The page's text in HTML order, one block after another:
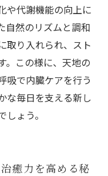
や代謝機能の向上に
自然のリズムと調和
取り入れられ、スト
。この様に、天地の
吸で内臓ケアを行う
な毎日を支える新し
ょう。
癒力を高める秘